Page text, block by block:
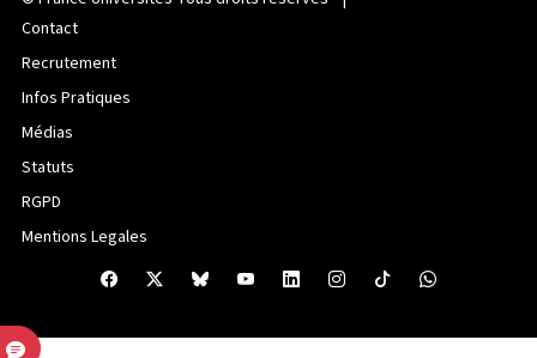
Contact
Recrutement
Infos Pratiques
Médias
Statuts
RGPD
Mentions Legales